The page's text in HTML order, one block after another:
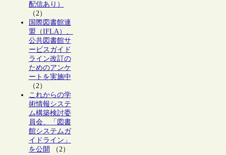
配信あり）
（2）
国際図書館連
盟（IFLA）、
公共図書館サ
ービスガイド
ライン改訂の
ためのアンケ
ートを実施中
（2）
これからの学
術情報システ
ム構築検討委
員会、「図書
館システムガ
イドライン」
を公開
（2）